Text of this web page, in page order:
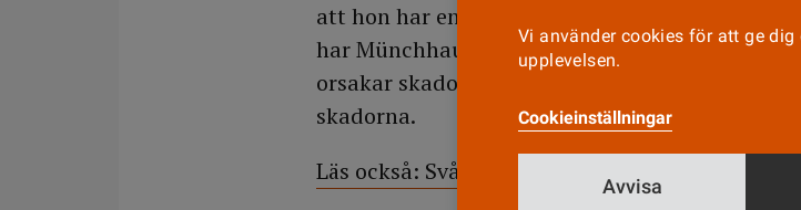
att hon har en psykisk sjukdom, men hennes
har Münchhausen by proxy, ett tillstånd som
orsakar skador hos en annan person, ofta ett
skadorna.
Läs också: Svårt upptäcka barnmisshandel
Vi använder cookies för att ge
upplevelsen.
Cookieinställningar
Avvisa